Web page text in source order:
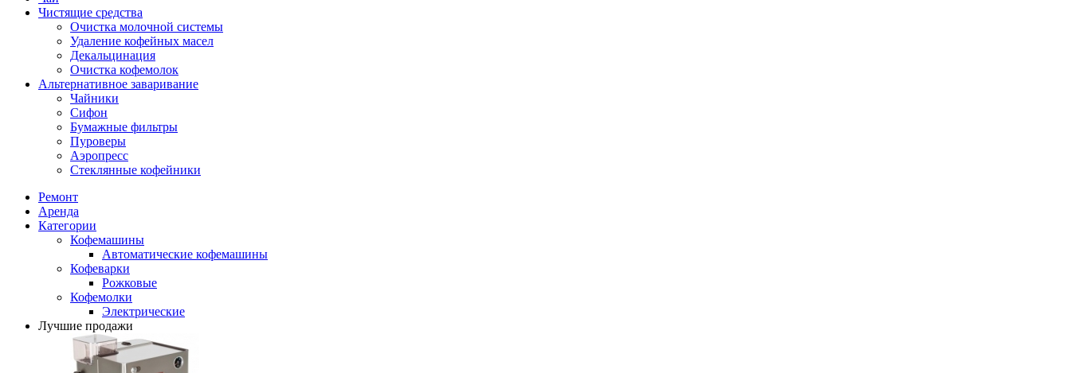
Чистящие средства
Очистка молочной системы
Удаление кофейных масел
Декальцинация
Очистка кофемолок
Альтернативное заваривание
Чайники
Сифон
Бумажные фильтры
Пуроверы
Аэропресс
Стеклянные кофейники
Ремонт
Аренда
Категории
Кофемашины
Автоматические кофемашины
Кофеварки
Рожковые
Кофемолки
Электрические
Лучшие продажи